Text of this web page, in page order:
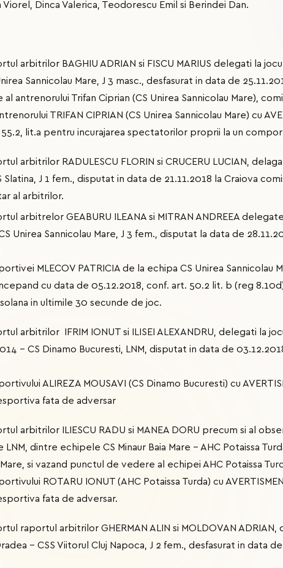
Viorel, Dinca Valerica, Teodorescu Emil si Berindei Dan.
arbitrilor BAGHIU ADRIAN si FISCU MARIUS delegati la
Sannicolau Mare, J 3 masc., desfasurat in data de
antrenorului Trifan Ciprian (CS Unirea Sannicolau Mare),
TRIFAN CIPRIAN (CS Unirea Sannicolau Mare) cu
lit.a pentru incurajarea spectatorilor proprii la un
arbitrilor RADULESCU FLORIN si CRUCERU LUCIAN,
Slatina, J 1 fem., disputat in data de 21.11.2018 la Craiova
al arbitrilor.
arbitrelor GEABURU ILEANA si MITRAN ANDREEA
Unirea Sannicolau Mare, J 3 fem., disputat la data de
MLECOV PATRICIA de la echipa CS Unirea Sannicolau
cu data de 05.12.2018, conf. art. 50.2 lit. b (reg
in ultimile 30 secunde de joc.
arbitrilor IFRIM IONUT si ILISEI ALEXANDRU, delegati la
- CS Dinamo Bucuresti, LNM, disputat in data de
ALIREZA MOUSAVI (CS Dinamo Bucuresti) cu
fata de adversar
arbitrilor ILIESCU RADU si MANEA DORU precum si al
dintre echipele CS Minaur Baia Mare - AHC Potaissa
si vazand punctul de vedere al echipei AHC Potaissa
ROTARU IONUT (AHC Potaissa Turda) cu
fata de adversar.
raportul arbitrilor GHERMAN ALIN si MOLDOVAN
- CSS Viitorul Cluj Napoca, J 2 fem., desfasurat in data de